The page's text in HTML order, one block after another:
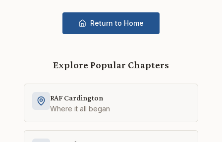
Return to Home
Explore Popular Chapters
RAF Cardington
Where it all began